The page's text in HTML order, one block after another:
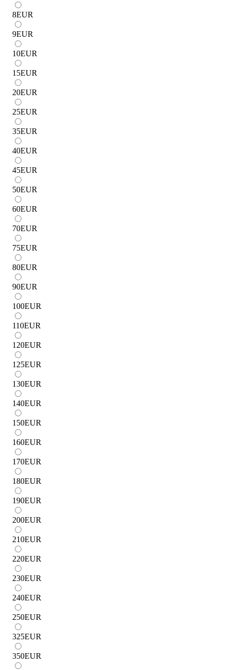
8EUR
9EUR
10EUR
15EUR
20EUR
25EUR
35EUR
40EUR
45EUR
50EUR
60EUR
70EUR
75EUR
80EUR
90EUR
100EUR
110EUR
120EUR
125EUR
130EUR
140EUR
150EUR
160EUR
170EUR
180EUR
190EUR
200EUR
210EUR
220EUR
230EUR
240EUR
250EUR
325EUR
350EUR